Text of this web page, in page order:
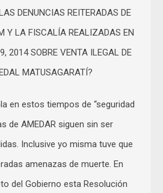
DENUNCIAS REITERADAS DE
Y LA FISCALÍA REALIZADAS EN
2014 SOBRE VENTA ILEGAL DE
MATUSAGARATÍ?
en estos tiempos de “seguridad
de AMEDAR siguen sin ser
Inclusive yo misma tuve que
amenazas de muerte. En
del Gobierno esta Resolución